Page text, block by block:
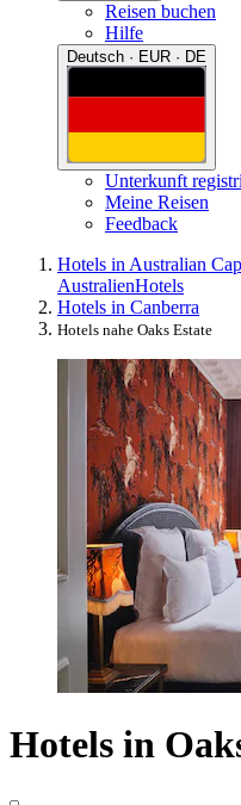
Reisen buchen
Hilfe
Deutsch · EUR · DE
Unterkunft
Meine Reisen
Feedback
Hotels in Australian
AustralienHotels
Hotels in Canberra
Hotels nahe Oaks Estate
Hotels in